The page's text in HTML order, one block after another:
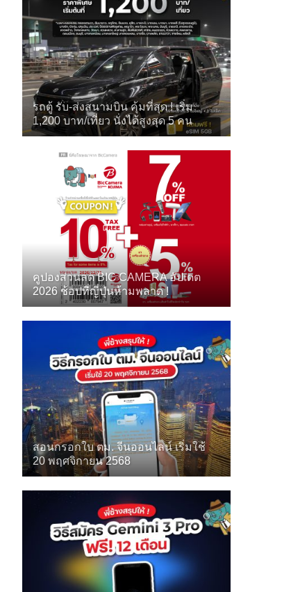
รถตู้ รับ-ส่งสนามบิน คุ้มที่สุด ! เริ่ม
1,200 บาท/เที่ยว นั่งได้สูงสุด 5 คน
คูปองส่วนลด BIC CAMERA อัปเดต
2026 ช้อปที่ญี่ปุ่นห้ามพลาด !
สอนกรอกใบ ตม. จีนออนไลน์ เริ่มใช้
20 พฤศจิกายน 2568